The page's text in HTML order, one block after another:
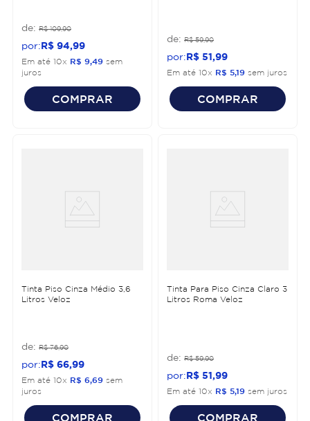
R$ 109,90
R$ 94,99
Em até 10x R$ 9,49 sem
juros
COMPRAR
R$ 59,90
R$ 51,99
Em até 10x R$ 5,19 sem juros
COMPRAR
Tinta Piso Cinza Médio 3,6
Litros Veloz
R$ 76,90
R$ 66,99
Em até 10x R$ 6,69 sem
juros
COMPRAR
Tinta Para Piso Cinza Claro 3
Litros Roma Veloz
R$ 59,90
R$ 51,99
Em até 10x R$ 5,19 sem juros
COMPRAR